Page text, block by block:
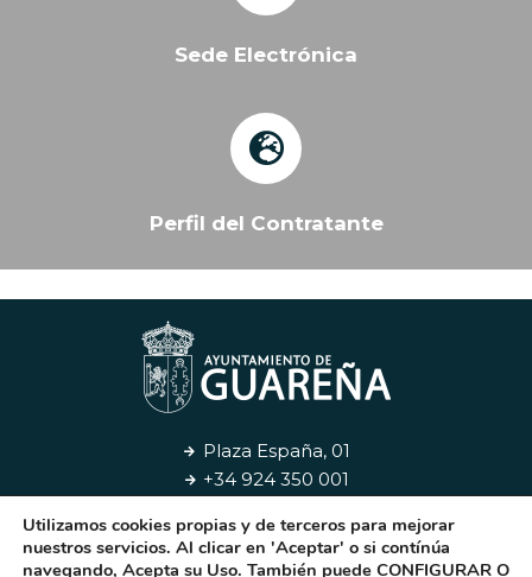
Sede Electrónica
Perfil del Contratante
Plaza España, 01
+34 924 350 001
Aviso Legal Privacidad Cookies Contacto
Utilizamos cookies propias y de terceros para mejorar
nuestros servicios. Al clicar en 'Aceptar' o si contínúa
navegando, Acepta su Uso. También puede CONFIGURAR O